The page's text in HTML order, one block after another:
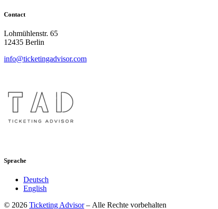
Contact
Lohmühlenstr. 65
12435 Berlin
info@ticketingadvisor.com
Sprache
Deutsch
English
© 2026 Ticketing Advisor– Alle Rechte vorbehalten